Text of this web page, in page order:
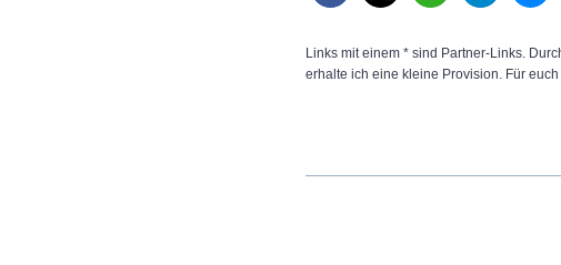
Links mit einem * sind Partner-Links.
erhalte ich eine kleine Provision. Für